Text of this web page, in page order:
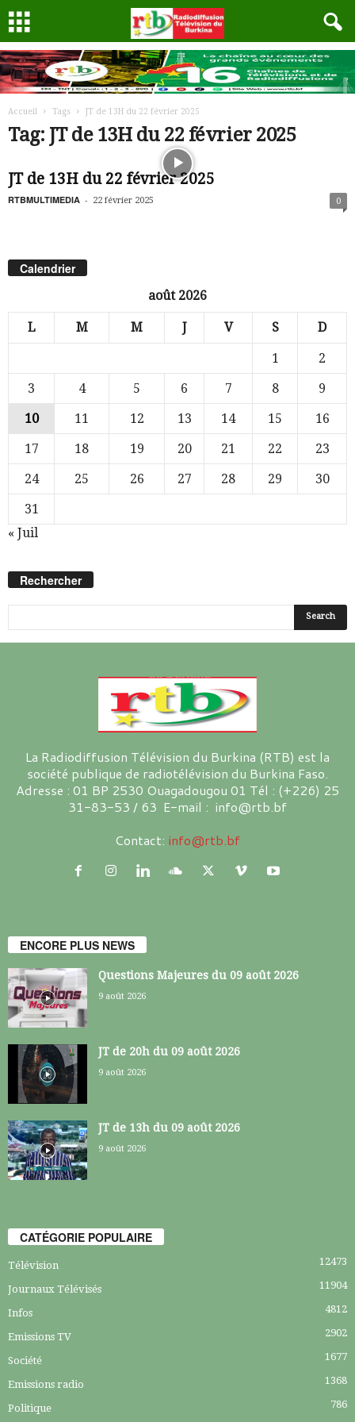
Accueil Tags JT de 13H du 22 février 2025
Tag: JT de 13H du 22 février 2025
JT de 13H du 22 février 2025
RTBMULTIMEDIA - 22 février 2025 0
Calendrier
août 2026
L M M J V S D
1
2
3
4 5 6 7 8
9
10
11 12 13 14 15
16
17
18 19 20 21 22
23
24
25 26 27 28 29
30
31
« Juil
Rechercher
La Radiodiffusion Télévision du Burkina (RTB) est la
société publique de radiotélévision du Burkina Faso.
Adresse : 01 BP 2530 Ouagadougou 01 Tél : (+226) 25
31-83-53 / 63 E-mail : info@rtb.bf
Contact: info@rtb.bf
ENCORE PLUS NEWS
Questions Majeures du 09 août 2026
9 août 2026
JT de 20h du 09 août 2026
9 août 2026
JT de 13h du 09 août 2026
9 août 2026
CATÉGORIE POPULAIRE
Télévision 12473
Journaux Télévisés 11904
Infos 4812
Emissions TV 2902
Société 1677
Emissions radio 1368
Politique 786